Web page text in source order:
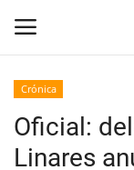
Inicio
Crónica
Oficial:
Linares